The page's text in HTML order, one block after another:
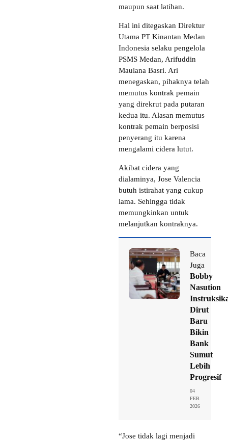
maupun saat latihan.
Hal ini ditegaskan Direktur
Utama PT Kinantan Medan
Indonesia selaku pengelola
PSMS Medan, Arifuddin
Maulana Basri. Ari
menegaskan, pihaknya telah
memutus kontrak pemain
yang direkrut pada putaran
kedua itu. Alasan memutus
kontrak pemain berposisi
penyerang itu karena
mengalami cidera lutut.
Akibat cidera yang
dialaminya, Jose Valencia
butuh istirahat yang cukup
lama. Sehingga tidak
memungkinkan untuk
melanjutkan kontraknya.
Baca
Juga
Bobby
Nasution
Dirut
Baru
Bikin
Bank
Sumut
Lebih
Progresif
04
FEB
2026
“Jose tidak lagi menjadi